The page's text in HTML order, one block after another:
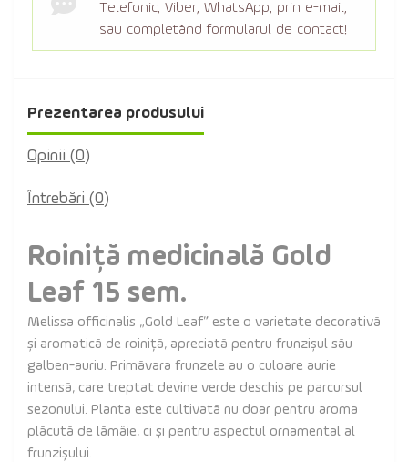
Telefonic, Viber, WhatsApp, prin e-mail,
sau completând formularul de contact!
Prezentarea produsului
Opinii (0)
Întrebări (0)
Roiniță medicinală Gold
Leaf 15 sem.
Melissa officinalis „Gold Leaf” este o varietate decorativă
și aromatică de roiniță, apreciată pentru frunzișul său
galben-auriu. Primăvara frunzele au o culoare aurie
intensă, care treptat devine verde deschis pe parcursul
sezonului. Planta este cultivată nu doar pentru aroma
plăcută de lămâie, ci și pentru aspectul ornamental al
frunzișului.